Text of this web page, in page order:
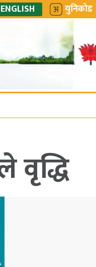
ENGLISH युनिकोड
वृद्धि